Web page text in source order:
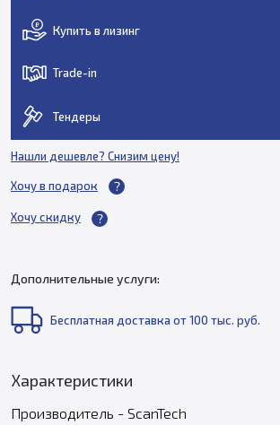
Купить в лизинг
Trade-in
Тендеры
Нашли дешевле? Снизим цену!
Хочу в подарок
Хочу скидку
Дополнительные услуги:
Бесплатная доставка от 100 тыс. руб.
Характеристики
Производитель - ScanTech